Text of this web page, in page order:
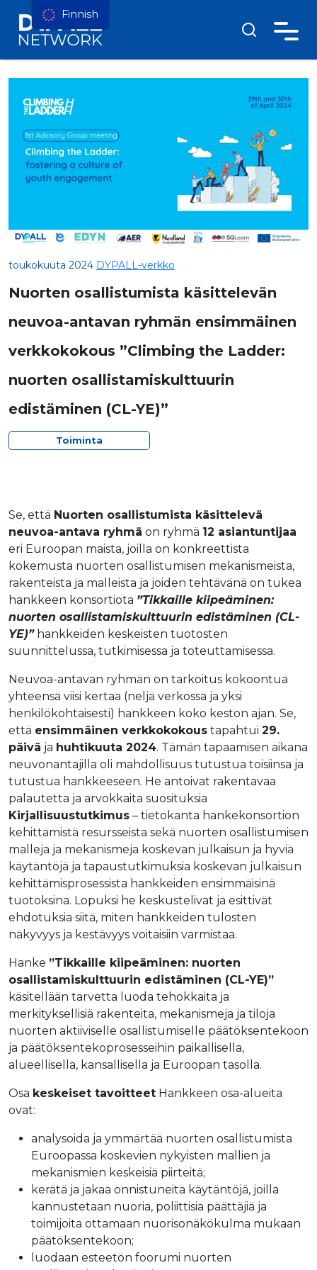
toukokuuta 2024 DYPALL-verkko
Nuorten osallistumista käsittelevän
neuvoa-antavan ryhmän ensimmäinen
verkkokokous ”Climbing the Ladder:
nuorten osallistamiskulttuurin
edistäminen (CL-YE)”
Toiminta
Se, että Nuorten osallistumista käsittelevä
neuvoa-antava ryhmä on ryhmä 12 asiantuntijaa
eri Euroopan maista, joilla on konkreettista
kokemusta nuorten osallistumisen mekanismeista,
rakenteista ja malleista ja joiden tehtävänä on tukea
hankkeen konsortiota ”Tikkaille kiipeäminen:
nuorten osallistamiskulttuurin edistäminen (CL-
YE)”hankkeiden keskeisten tuotosten
suunnittelussa, tutkimisessa ja toteuttamisessa.
Neuvoa-antavan ryhmän on tarkoitus kokoontua
yhteensä viisi kertaa (neljä verkossa ja yksi
henkilökohtaisesti) hankkeen koko keston ajan. Se,
että ensimmäinen verkkokokous tapahtui 29.
päivä ja huhtikuuta 2024. Tämän tapaamisen aikana
neuvonantajilla oli mahdollisuus tutustua toisiinsa ja
tutustua hankkeeseen. He antoivat rakentavaa
palautetta ja arvokkaita suosituksia
Kirjallisuustutkimus – tietokanta hankekonsortion
kehittämistä resursseista sekä nuorten osallistumisen
malleja ja mekanismeja koskevan julkaisun ja hyviä
käytäntöjä ja tapaustutkimuksia koskevan julkaisun
kehittämisprosessista hankkeiden ensimmäisinä
tuotoksina. Lopuksi he keskustelivat ja esittivät
ehdotuksia siitä, miten hankkeiden tulosten
näkyvyys ja kestävyys voitaisiin varmistaa.
Hanke ”Tikkaille kiipeäminen: nuorten
osallistamiskulttuurin edistäminen (CL-YE)”
käsitellään tarvetta luoda tehokkaita ja
merkityksellisiä rakenteita, mekanismeja ja tiloja
nuorten aktiiviselle osallistumiselle päätöksentekoon
ja päätöksentekoprosesseihin paikallisella,
alueellisella, kansallisella ja Euroopan tasolla.
Osa keskeiset tavoitteet Hankkeen osa-alueita
ovat:
analysoida ja ymmärtää nuorten osallistumista
Euroopassa koskevien nykyisten mallien ja
mekanismien keskeisiä piirteitä;
kerätä ja jakaa onnistuneita käytäntöjä, joilla
kannustetaan nuoria, poliittisia päättäjiä ja
toimijoita ottamaan nuorisonäkökulma mukaan
päätöksentekoon;
luodaan esteetön foorumi nuorten
Finnish